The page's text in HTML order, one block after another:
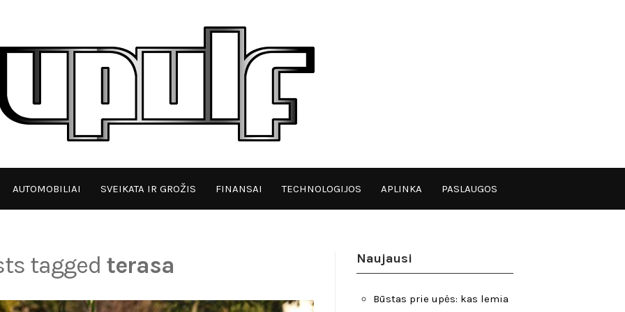
AUTOMOBILIAI SVEIKATA IR GROŽIS FINANSAI TECHNOLOGIJOS APLINKA PASLAUGOS
tagged terasa Naujausi
Būstas prie upės: kas lemia